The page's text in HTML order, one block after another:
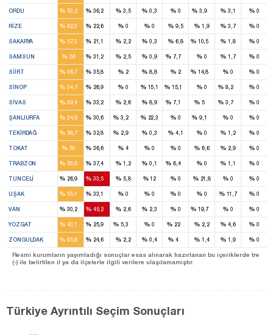
ORDU %53,2 %36,2 % 3,5 % 0,3 % 0 % 3,9 % 3,1 % 0
RIZE %62,3 %22,6 % 0 % 0 % 9,5 % 1,9 % 3,7 % 0
SAKARYA %57,3 %21,1 % 2,2 % 0,3 % 6,8 %10,5 % 1,8 % 0
SAMSUN %56 %31,2 % 2,5 % 0,9 % 7,7 % 0 % 1,7 % 0
SIIRT %36,7 %35,8 % 2 % 8,8 % 2 %14,8 % 0 % 0
SINOP %34,7 %26,9 % 0 %15,1 %15,1 % 0 % 8,2 % 0
SIVAS %39,4 %33,2 % 2,6 % 8,9 % 7,1 % 5 % 3,7 % 0
ŞANLIURFA %34,9 %30,6 % 3,2 %22,3 % 0 % 9,1 % 0 % 0
TEKIRDAĞ %58,7 %32,8 % 2,9 % 0,3 % 4,1 % 0 % 1,2 % 0
TOKAT %50 %36,6 % 4 % 0 % 0 % 6,6 % 2,9 % 0
TRABZON %53,8 %37,4 % 1,2 % 0,1 % 6,4 % 0 % 1,1 % 0
TUNCELI %26,9 %33,5 % 5,8 %12 % 0 %21,8 % 0 % 0
UŞAK %55,1 %33,1 % 0 % 0 % 0 % 0 %11,7 % 0
VAN %30,2 %45,2 % 2,6 % 2,3 % 0 %19,7 % 0 % 0
YOZGAT %40,1 %25,9 % 5,3 % 0 %22 % 2,2 % 4,6 % 0
ZONGULDAK %65,6 %24,6 % 2,2 % 0,4 % 4 % 1,4 % 1,9 % 0
Resmi kurumların yayımladığı sonuçlar esas alınarak hazırlanan bu içeriklerde tre
(-) ile belirtilen il ya da ilçelerle ilgili verilere ulaşılamamıştır.
Türkiye Ayrıntılı Seçim Sonuçları